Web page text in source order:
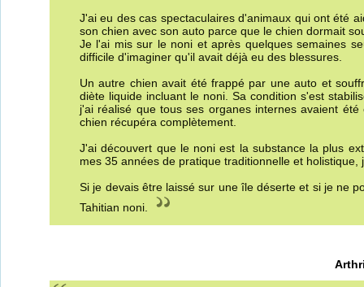
J'ai eu des cas spectaculaires d'animaux qui ont été
son chien avec son auto parce que le chien dormait
Je l'ai mis sur le noni et après quelques semaines
difficile d'imaginer qu'il avait déjà eu des blessures.
Un autre chien avait été frappé par une auto et
diète liquide incluant le noni. Sa condition s'est
j'ai réalisé que tous ses organes internes avaient
chien récupéra complètement.
J'ai découvert que le noni est la substance la plus
mes 35 années de pratique traditionnelle et
Si je devais être laissé sur une île déserte et si je ne
Tahitian noni.